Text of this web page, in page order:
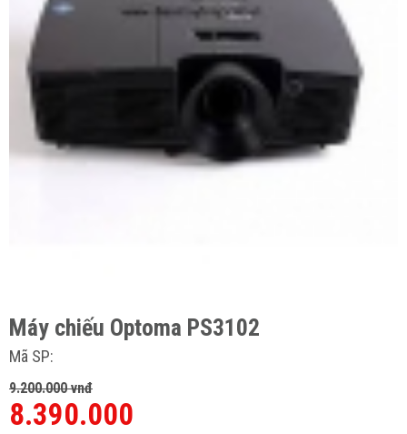
Máy chiếu Optoma PS3102
Mã SP:
9.200.000 vnđ
8.390.000